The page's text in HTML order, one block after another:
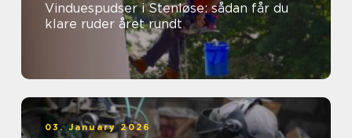
Vinduespudser i Stenløse: sådan får du
klare ruder året rundt
03. January 2026